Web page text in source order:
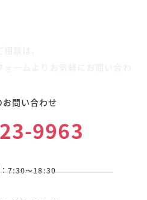
問い合わせ
9963
7:30〜18:30